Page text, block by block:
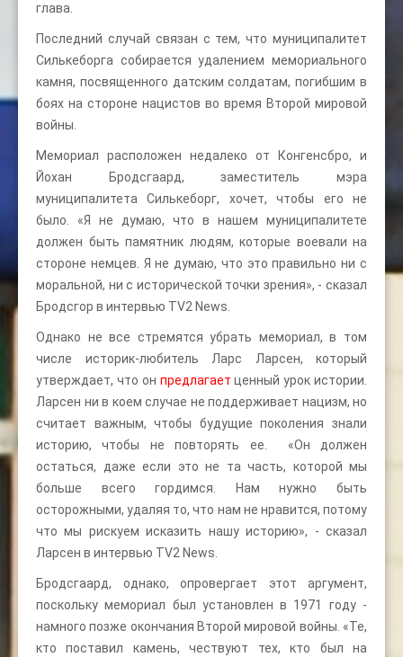
глава.
Последний случай связан с тем, что муниципалитет
Силькеборга собирается удалением мемориального
камня, посвященного датским солдатам, погибшим в
боях на стороне нацистов во время Второй мировой
войны.
Мемориал расположен недалеко от Конгенсбро, и
Йохан Бродсгаард, заместитель мэра
муниципалитета Силькеборг, хочет, чтобы его не
было. «Я не думаю, что в нашем муниципалитете
должен быть памятник людям, которые воевали на
стороне немцев. Я не думаю, что это правильно ни с
моральной, ни с исторической точки зрения», - сказал
Бродсгор в интервью TV2 News.
Однако не все стремятся убрать мемориал, в том
числе историк-любитель Ларс Ларсен, который
утверждает, что он предлагает ценный урок истории.
Ларсен ни в коем случае не поддерживает нацизм, но
считает важным, чтобы будущие поколения знали
историю, чтобы не повторять ее. «Он должен
остаться, даже если это не та часть, которой мы
больше всего гордимся. Нам нужно быть
осторожными, удаляя то, что нам не нравится, потому
что мы рискуем исказить нашу историю», - сказал
Ларсен в интервью TV2 News.
Бродсгаард, однако, опровергает этот аргумент,
поскольку мемориал был установлен в 1971 году -
намного позже окончания Второй мировой войны. «Те,
кто поставил камень, чествуют тех, кто был на